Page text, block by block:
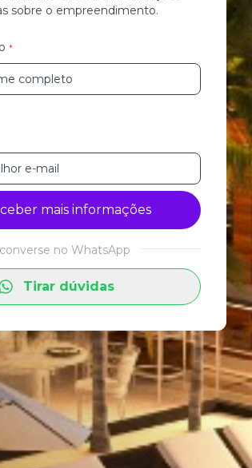
sobre o empreendimento.
*
mais informações
no WhatsApp
Tirar dúvidas